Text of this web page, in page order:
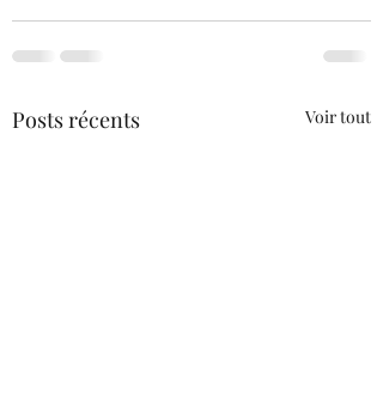
Posts récents Voir tout